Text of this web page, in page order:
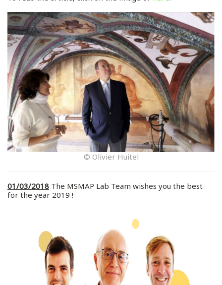
© Olivier Huitel
01/03/2018 The MSMAP Lab Team wishes you the best
for the year 2019 !